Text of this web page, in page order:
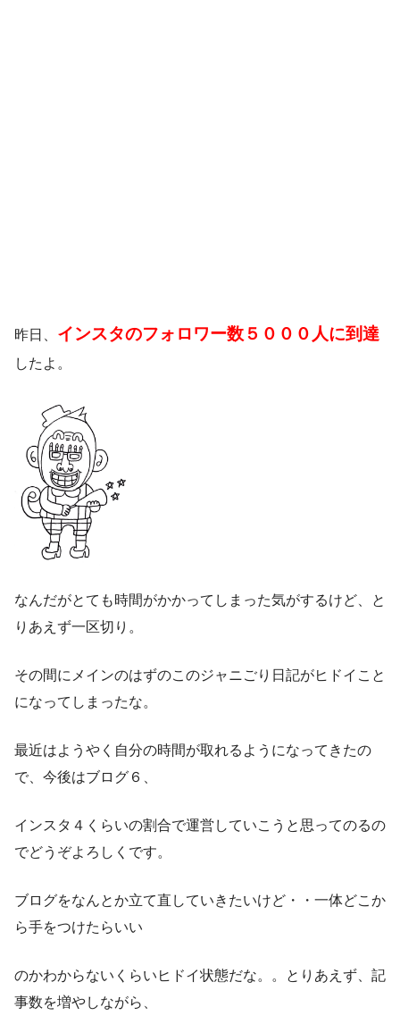
昨日、 インスタのフォロワー数５０００人に到達
したよ。
なんだがとても時間がかかってしまった気がするけど、と
りあえず一区切り。
その間にメインのはずのこのジャニごり日記がヒドイこと
になってしまったな。
最近はようやく自分の時間が取れるようになってきたの
で、今後はブログ６、
インスタ４くらいの割合で運営していこうと思ってのるの
でどうぞよろしくです。
ブログをなんとか立て直していきたいけど・・一体どこか
ら手をつけたらいい
のかわからないくらいヒドイ状態だな。。とりあえず、記
事数を増やしながら、